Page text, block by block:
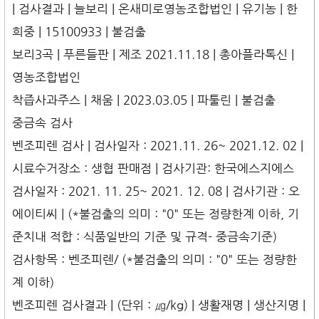
| 검사결과 | 늘보리 | 온새미로영농조합법인 | 유기농 | 한
희중 | 15100933 | 불검출
보리3곡 | 푸른들판 | 제조 2021.11.18 | 총아플라톡신 |
영농조합법인
착즙사과주스 | 채움 | 2023.03.05 | 파툴린 | 불검출
중금속 검사
벤조피렌 검사 | 검사일자 : 2021.11. 26~ 2021.12. 02 |
시료수거장소 : 생협 판매점 | 검사기관: 한국에스지에스
검사일자 : 2021. 11. 25~ 2021. 12. 08 | 검사기관 : 오
에이티씨 | (*불검출의 의미 : "0" 또는 정량한계 이하, 기
준치내 적합 : 식품일반의 기준 및 규격- 중금속기준)
검사항목 : 벤조피렌/ (*불검출의 의미 : "0" 또는 정량한
계 이하)
벤조피렌 검사결과 | (단위 : ㎍/kg) | 생활재명 | 생산지명 |